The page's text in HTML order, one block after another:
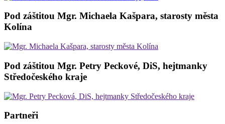
Pod záštitou Mgr. Michaela Kašpara, starosty města
Kolína
Pod záštitou Mgr. Petry Peckové, DiS, hejtmanky
Středočeského kraje
Partneři